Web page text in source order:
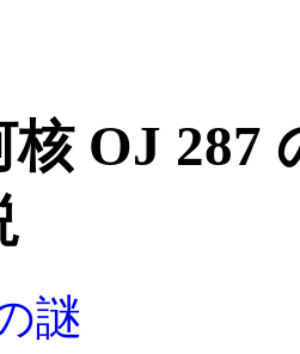
OJ 287
謎